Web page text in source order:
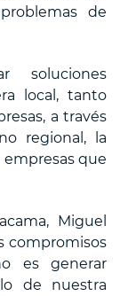
de
soluciones
local, tanto
a través
regional, la
que
Miguel
compromisos
es generar
de nuestra